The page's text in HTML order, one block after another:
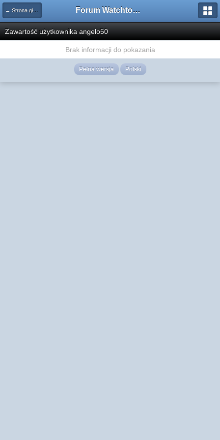
← Strona główna Forum Watchtower
Zawartość użytkownika angelo50
Brak informacji do pokazania
Pełna wersja Polski